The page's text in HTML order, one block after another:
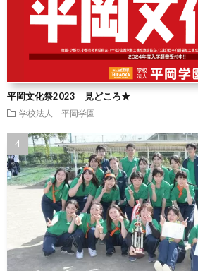
平岡文化祭2023 見どころ★
学校法人 平岡学園